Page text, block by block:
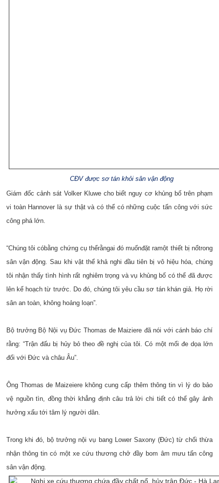
CĐV được sơ tán khỏi sân vận động
Giám đốc cảnh sát Volker Kluwe cho biết nguy cơ khủng bố trên phạm
vi toàn Hannover là sự thật và có thể có những cuộc tấn công với sức
công phá lớn.
“Chúng tôi cóbằng chứng cụ thểrằngai đó muốnđặt ramột thiết bị nổtrong
sân vận động. Sau khi vật thể khả nghi đầu tiên bị vô hiệu hóa, chúng
tôi nhận thấy tình hình rất nghiêm trọng và vụ khủng bố có thể đã được
lên kế hoạch từ trước. Do đó, chúng tôi yêu cầu sơ tán khán giả. Họ rời
sân an toàn, không hoảng loạn”.
Bộ trưởng Bộ Nội vụ Đức Thomas de Maiziere đã nói với cánh báo chí
rằng: “Trận đấu bị hủy bỏ theo đề nghị của tôi. Có một mối đe dọa lớn
đối với Đức và châu Âu”.
Ông Thomas de Maizeiere không cung cấp thêm thông tin vì lý do bảo
vệ nguồn tìn, đồng thời khẳng định câu trả lời chi tiết có thể gây ảnh
hưởng xấu tới tâm lý người dân.
Trong khi đó, bộ trưởng nội vụ bang Lower Saxony (Đức) từ chối thừa
nhận thông tin có một xe cứu thương chở đầy bom âm mưu tấn công
sân vận động.